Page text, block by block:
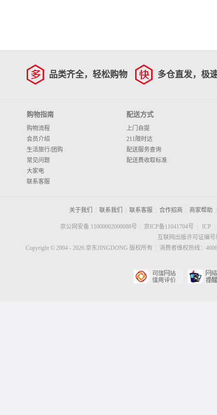
品类齐全，轻松购物 多仓直发，极
购物指南
购物流程
会员介绍
生活旅行/团购
常见问题
大家电
联系客服
配送方式
上门自提
211限时达
配送服务查询
配送费收取标准
关于我们 联系我们 联系客服 合作招商 商家帮助
京公网安备 11000002000088号 京ICP备11041704号 ICP
互联网出版许可证编
Copyright © 2004 - 2026京东JINGDONG 版权所有 消费者维权热线：